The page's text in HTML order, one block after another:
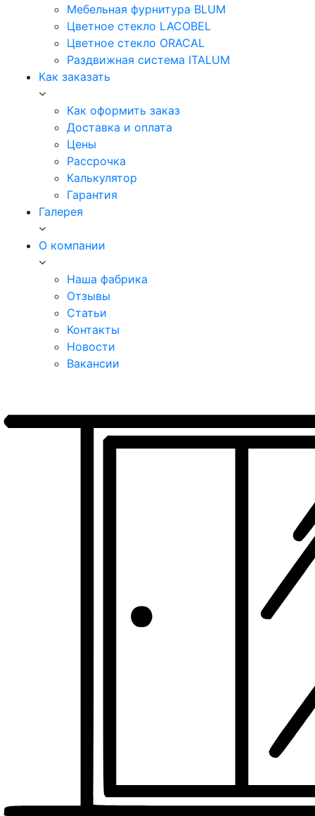
Мебельная фурнитура BLUM
Цветное стекло LACOBEL
Цветное стекло ORACAL
Раздвижная система ITALUM
Как заказать
Как оформить заказ
Доставка и оплата
Цены
Рассрочка
Калькулятор
Гарантия
Галерея
О компании
Наша фабрика
Отзывы
Статьи
Контакты
Новости
Вакансии